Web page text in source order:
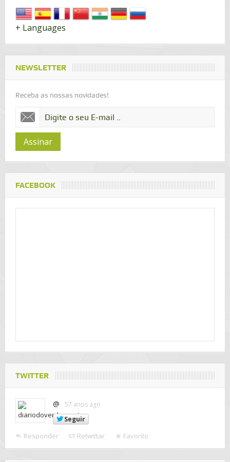
+ Languages
NEWSLETTER
Receba as nossas novidades!
Assinar
FACEBOOK
TWITTER
@
57 anos ago
Seguir
Responder Retwittar Favorito